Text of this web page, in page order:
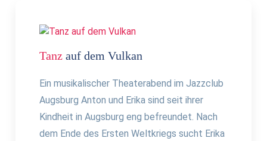
Tanz auf dem Vulkan
Ein musikalischer Theaterabend im Jazzclub
Augsburg Anton und Erika sind seit ihrer
Kindheit in Augsburg eng befreundet. Nach
dem Ende des Ersten Weltkriegs sucht Erika